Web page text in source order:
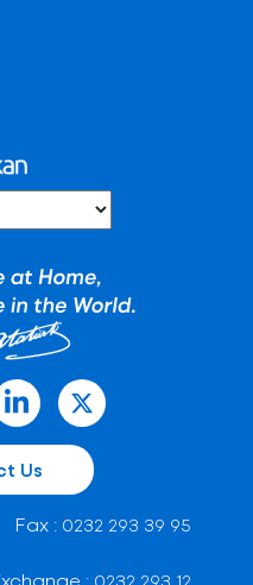
Us
Fax : 0232 293 39 95
: